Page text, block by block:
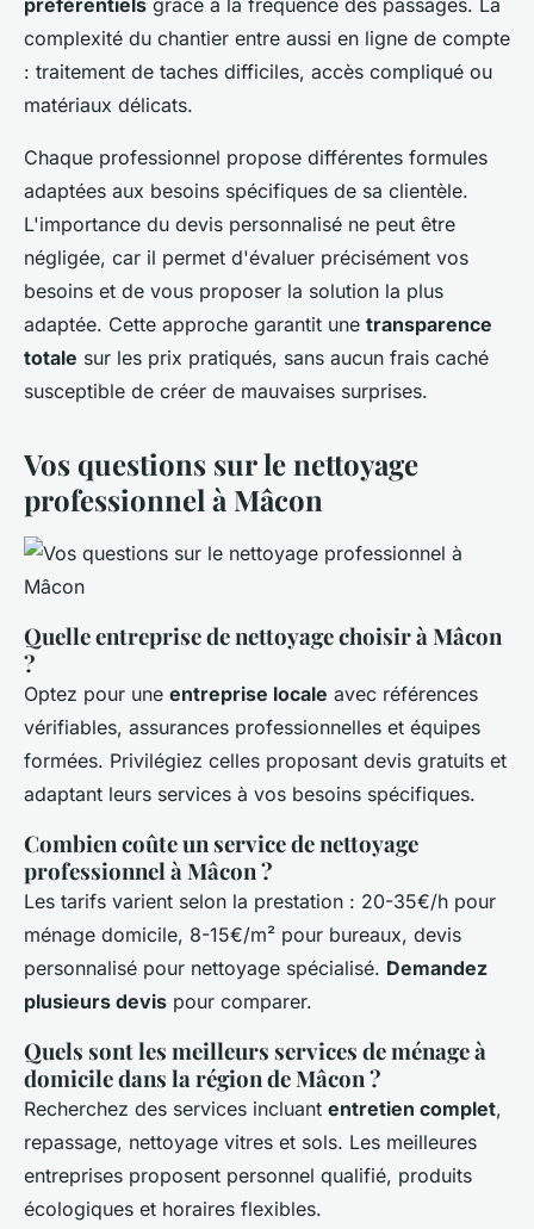
complexité du chantier entre aussi en ligne de compte
: traitement de taches difficiles, accès compliqué ou
matériaux délicats.
Chaque professionnel propose différentes formules
adaptées aux besoins spécifiques de sa clientèle.
L'importance du devis personnalisé ne peut être
négligée, car il permet d'évaluer précisément vos
besoins et de vous proposer la solution la plus
adaptée. Cette approche garantit une transparence
totale sur les prix pratiqués, sans aucun frais caché
susceptible de créer de mauvaises surprises.
Vos questions sur le nettoyage
professionnel à Mâcon
Quelle entreprise de nettoyage choisir à Mâcon
?
Optez pour une entreprise locale avec références
vérifiables, assurances professionnelles et équipes
formées. Privilégiez celles proposant devis gratuits et
adaptant leurs services à vos besoins spécifiques.
Combien coûte un service de nettoyage
professionnel à Mâcon ?
Les tarifs varient selon la prestation : 20-35€/h pour
ménage domicile, 8-15€/m² pour bureaux, devis
personnalisé pour nettoyage spécialisé. Demandez
plusieurs devis pour comparer.
Quels sont les meilleurs services de ménage à
domicile dans la région de Mâcon ?
Recherchez des services incluant entretien complet,
repassage, nettoyage vitres et sols. Les meilleures
entreprises proposent personnel qualifié, produits
écologiques et horaires flexibles.